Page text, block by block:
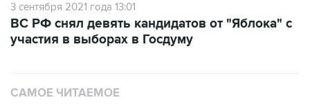
3 сентября 2021 года 13:01
ВС РФ снял девять кандидатов от "Яблока" с
участия в выборах в Госдуму
САМОЕ ЧИТАЕМОЕ